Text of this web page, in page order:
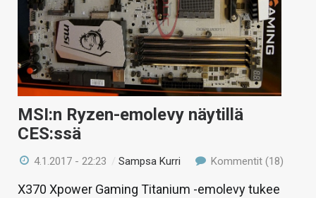
MSI:n Ryzen-emolevy näytillä
CES:ssä
4.1.2017 - 22:23 /Sampsa Kurri Kommentit (18)
X370 Xpower Gaming Titanium -emolevy tukee